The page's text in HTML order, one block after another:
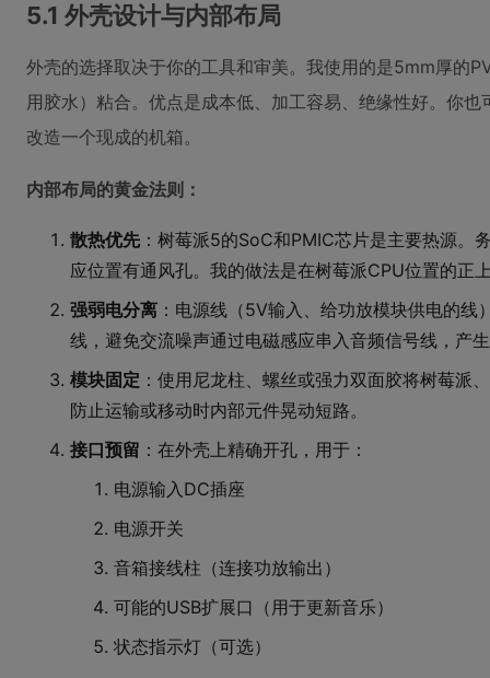
5.1 外壳设计与内部布局
外壳的选择取决于你的工具和审美。我使用的是5mm厚的
用胶水）粘合。优点是成本低、加工容易、绝缘性好。你
改造一个现成的机箱。
内部布局的黄金法则：
散热优先 ：树莓派5的SoC和PMIC芯片是主要热源。
应位置有通风孔。我的做法是在树莓派CPU位置的正
强弱电分离 ：电源线（5V输入、给功放模块供电的
线，避免交流噪声通过电磁感应串入音频信号线，产
模块固定 ：使用尼龙柱、螺丝或强力双面胶将树莓派
防止运输或移动时内部元件晃动短路。
接口预留 ：在外壳上精确开孔，用于：
电源输入DC插座
电源开关
音箱接线柱（连接功放输出）
可能的USB扩展口（用于更新音乐）
状态指示灯（可选）